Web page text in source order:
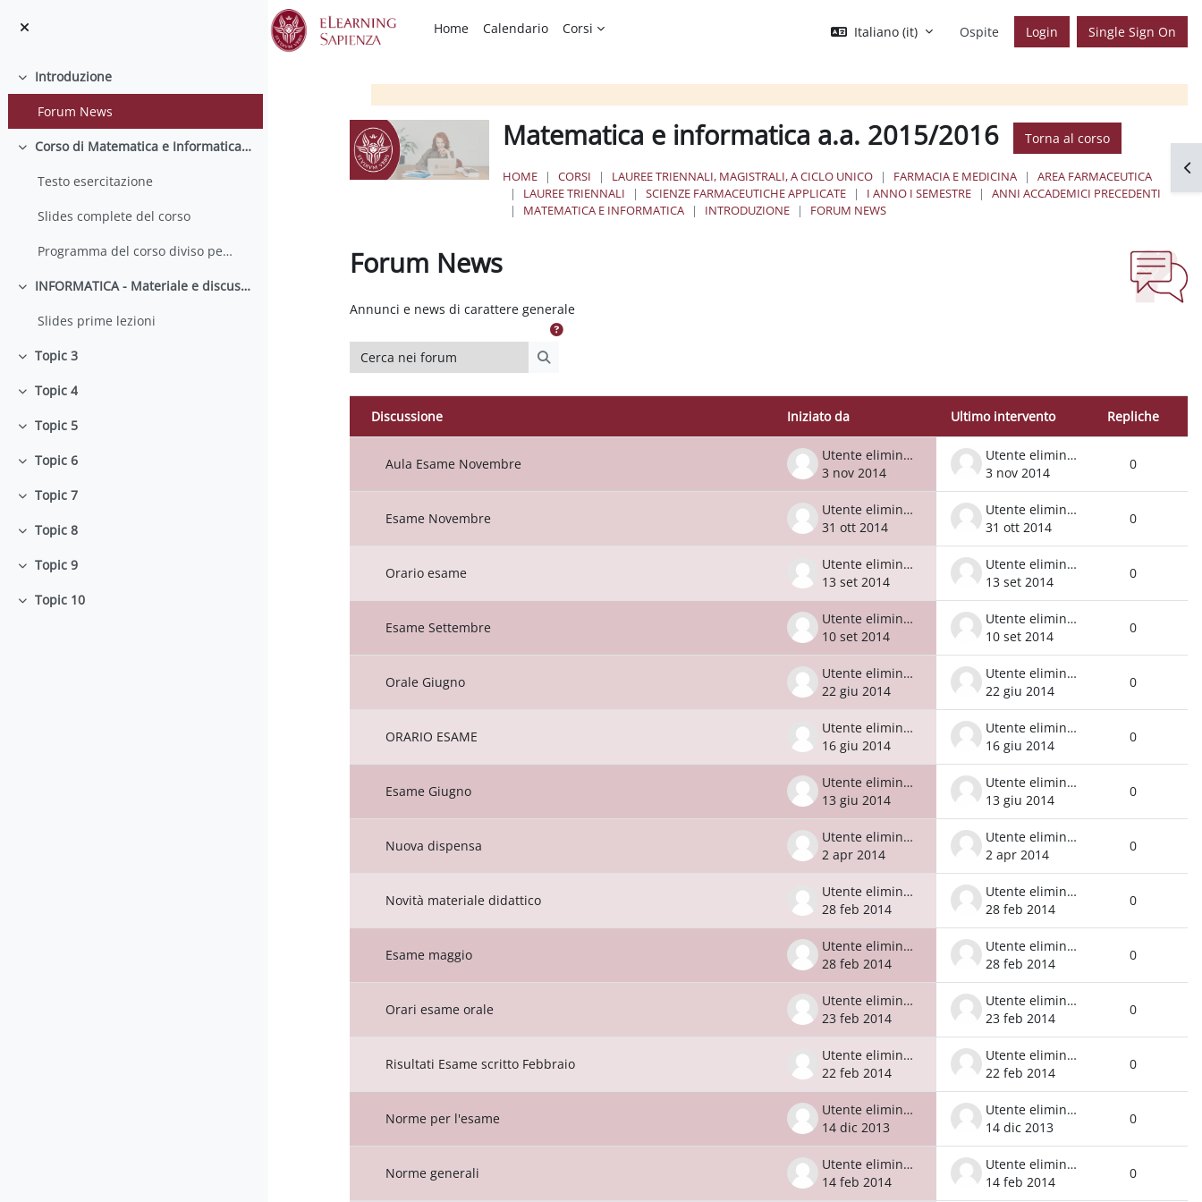
Home
Calendario Corsi Italiano ‎(it)‎ Ospite Login Single Sign On
Minimizza
Introduzione
Forum News
Minimizza Corso di Matematica e Informatica - a.a. 2015/2016
Testo esercitazione
Slides complete del corso
Programma del corso diviso per lezioni
Minimizza INFORMATICA - Materiale e discussione
Slides prime lezioni
Minimizza
Topic 3
Minimizza
Topic 4
Minimizza
Topic 5
Minimizza
Topic 6
Minimizza
Topic 7
Minimizza
Topic 8
Minimizza
Topic 9
Minimizza
Topic 10
Matematica e informatica a.a. 2015/2016 Torna al corso
HOME CORSI LAUREE TRIENNALI, MAGISTRALI, A CICLO UNICO FARMACIA E MEDICINA
AREA FARMACEUTICA
LAUREE TRIENNALI
SCIENZE FARMACEUTICHE APPLICATE I ANNO I SEMESTRE
ANNI ACCADEMICI PRECEDENTI
MATEMATICA E INFORMATICA
INTRODUZIONE FORUM NEWS
Forum News
Annunci e news di carattere generale
Cerca nei forum
Elenco delle discussioni. Visualizzazione di 18 discussioni su 18
Stato
Discussione Iniziato da Ultimo intervento
Repliche
Aula Esame Novembre
Utente eliminato
3 nov 2014
Utente eliminato
3 nov 2014
0
Esame Novembre
Utente eliminato
31 ott 2014
Utente eliminato
31 ott 2014
0
Orario esame
Utente eliminato
13 set 2014
Utente eliminato
13 set 2014
0
Esame Settembre
Utente eliminato
10 set 2014
Utente eliminato
10 set 2014
0
Orale Giugno
Utente eliminato
22 giu 2014
Utente eliminato
22 giu 2014
0
ORARIO ESAME
Utente eliminato
16 giu 2014
Utente eliminato
16 giu 2014
0
Esame Giugno
Utente eliminato
13 giu 2014
Utente eliminato
13 giu 2014
0
Nuova dispensa
Utente eliminato
2 apr 2014
Utente eliminato
2 apr 2014
0
Novità materiale didattico
Utente eliminato
28 feb 2014
Utente eliminato
28 feb 2014
0
Esame maggio
Utente eliminato
28 feb 2014
Utente eliminato
28 feb 2014
0
Orari esame orale
Utente eliminato
23 feb 2014
Utente eliminato
23 feb 2014
0
Risultati Esame scritto Febbraio
Utente eliminato
22 feb 2014
Utente eliminato
22 feb 2014
0
Norme per l'esame
Utente eliminato
14 dic 2013
Utente eliminato
14 dic 2013
0
Norme generali
Utente eliminato
14 feb 2014
Utente eliminato
14 feb 2014
0